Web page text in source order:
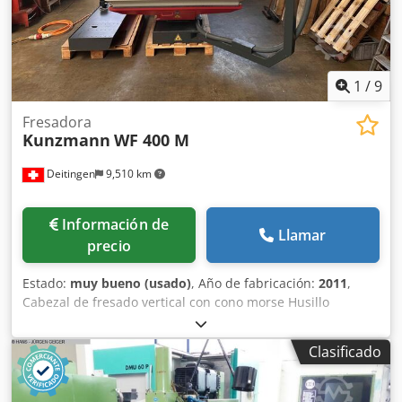
1 /9
Deitingen 9,510 km
Fresadora
Kunzmann WF 400 M
Información de
precio
Llamar
Estado: muy bueno (usado), Año de fabricación: 2011,
Cabezal de fresado vertical con cono morse Husillo
horizontal Base de fundición estable con guías planas en
todos los ejes (endurecidas) Husillos de bolas Sujeción
automática del eje Sujeción hidráulica de la herramienta
Cambio automático de marchas Acoplamiento de
protección contra colisiones en el eje Z Sistemas de
Clasificado